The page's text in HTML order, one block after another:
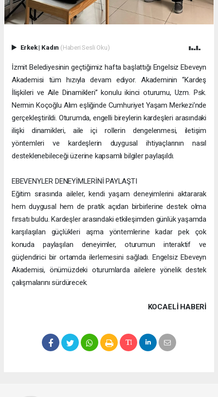
Erkek| Kadın (Haberi Sesli Oku)
İzmit Belediyesinin geçtiğimiz hafta başlattığı Engelsiz Ebeveyn
Akademisi tüm hızıyla devam ediyor. Akademinin “Kardeş
İlişkileri ve Aile Dinamikleri” konulu ikinci oturumu, Uzm. Psk.
Nermin Koçoğlu Alım eşliğinde Cumhuriyet Yaşam Merkezi’nde
gerçekleştirildi. Oturumda, engelli bireylerin kardeşleri arasındaki
ilişki dinamikleri, aile içi rollerin dengelenmesi, iletişim
yöntemleri ve kardeşlerin duygusal ihtiyaçlarının nasıl
desteklenebileceği üzerine kapsamlı bilgiler paylaşıldı.
EBEVENYLER DENEYİMLERİNİ PAYLAŞTI
Eğitim sırasında aileler, kendi yaşam deneyimlerini aktararak
hem duygusal hem de pratik açıdan birbirlerine destek olma
fırsatı buldu. Kardeşler arasındaki etkileşimden günlük yaşamda
karşılaşılan güçlükleri aşma yöntemlerine kadar pek çok
konuda paylaşılan deneyimler, oturumun interaktif ve
güçlendirici bir ortamda ilerlemesini sağladı. Engelsiz Ebeveyn
Akademisi, önümüzdeki oturumlarda ailelere yönelik destek
çalışmalarını sürdürecek.
KOCAELI HABERİ